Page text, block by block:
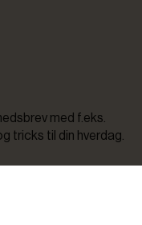
med f.eks.
tricks til din hverdag.